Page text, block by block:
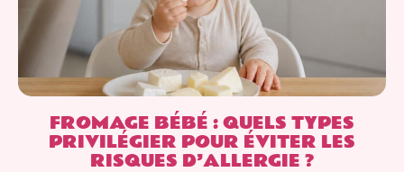
FROMAGE BÉBÉ : QUELS TYPES
PRIVILÉGIER POUR ÉVITER LES
RISQUES D’ALLERGIE ?